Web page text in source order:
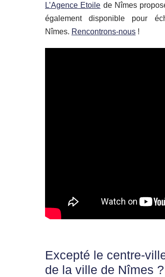
L’Agence Etoile de Nîmes
également disponible pour
Nîmes. Rencontrons-nous !
Excepté le centre-
de la ville de Nîmes ?